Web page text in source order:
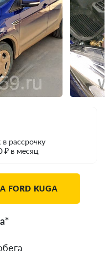
рассрочку
₽ в месяц
KUGA